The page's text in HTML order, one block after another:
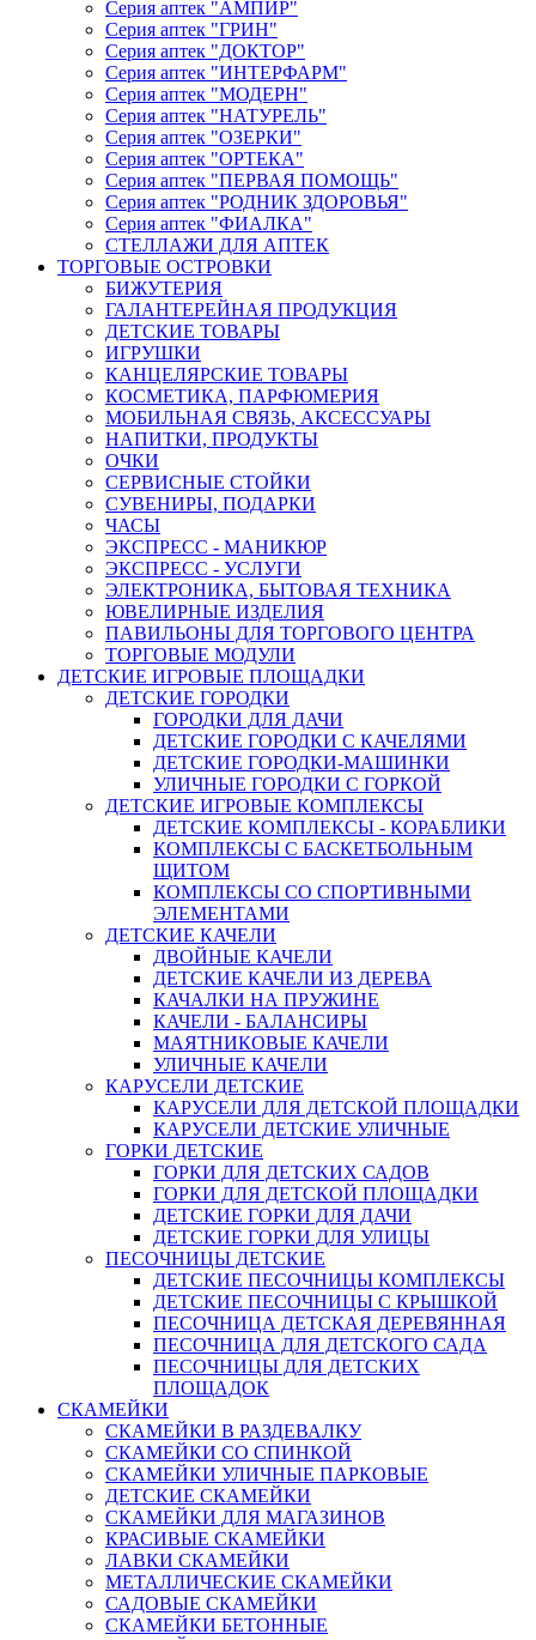
Серия аптек "АМПИР"
Серия аптек "ГРИН"
Серия аптек "ДОКТОР"
Серия аптек "ИНТЕРФАРМ"
Серия аптек "МОДЕРН"
Серия аптек "НАТУРЕЛЬ"
Серия аптек "ОЗЕРКИ"
Серия аптек "ОРТЕКА"
Серия аптек "ПЕРВАЯ ПОМОЩЬ"
Серия аптек "РОДНИК ЗДОРОВЬЯ"
Серия аптек "ФИАЛКА"
СТЕЛЛАЖИ ДЛЯ АПТЕК
ТОРГОВЫЕ ОСТРОВКИ
БИЖУТЕРИЯ
ГАЛАНТЕРЕЙНАЯ ПРОДУКЦИЯ
ДЕТСКИЕ ТОВАРЫ
ИГРУШКИ
КАНЦЕЛЯРСКИЕ ТОВАРЫ
КОСМЕТИКА, ПАРФЮМЕРИЯ
МОБИЛЬНАЯ СВЯЗЬ, АКСЕССУАРЫ
НАПИТКИ, ПРОДУКТЫ
ОЧКИ
СЕРВИСНЫЕ СТОЙКИ
СУВЕНИРЫ, ПОДАРКИ
ЧАСЫ
ЭКСПРЕСС - МАНИКЮР
ЭКСПРЕСС - УСЛУГИ
ЭЛЕКТРОНИКА, БЫТОВАЯ ТЕХНИКА
ЮВЕЛИРНЫЕ ИЗДЕЛИЯ
ПАВИЛЬОНЫ ДЛЯ ТОРГОВОГО ЦЕНТРА
ТОРГОВЫЕ МОДУЛИ
ДЕТСКИЕ ИГРОВЫЕ ПЛОЩАДКИ
ДЕТСКИЕ ГОРОДКИ
ГОРОДКИ ДЛЯ ДАЧИ
ДЕТСКИЕ ГОРОДКИ С КАЧЕЛЯМИ
ДЕТСКИЕ ГОРОДКИ-МАШИНКИ
УЛИЧНЫЕ ГОРОДКИ С ГОРКОЙ
ДЕТСКИЕ ИГРОВЫЕ КОМПЛЕКСЫ
ДЕТСКИЕ КОМПЛЕКСЫ - КОРАБЛИКИ
КОМПЛЕКСЫ С БАСКЕТБОЛЬНЫМ
ЩИТОМ
КОМПЛЕКСЫ СО СПОРТИВНЫМИ
ЭЛЕМЕНТАМИ
ДЕТСКИЕ КАЧЕЛИ
ДВОЙНЫЕ КАЧЕЛИ
ДЕТСКИЕ КАЧЕЛИ ИЗ ДЕРЕВА
КАЧАЛКИ НА ПРУЖИНЕ
КАЧЕЛИ - БАЛАНСИРЫ
МАЯТНИКОВЫЕ КАЧЕЛИ
УЛИЧНЫЕ КАЧЕЛИ
КАРУСЕЛИ ДЕТСКИЕ
КАРУСЕЛИ ДЛЯ ДЕТСКОЙ ПЛОЩАДКИ
КАРУСЕЛИ ДЕТСКИЕ УЛИЧНЫЕ
ГОРКИ ДЕТСКИЕ
ГОРКИ ДЛЯ ДЕТСКИХ САДОВ
ГОРКИ ДЛЯ ДЕТСКОЙ ПЛОЩАДКИ
ДЕТСКИЕ ГОРКИ ДЛЯ ДАЧИ
ДЕТСКИЕ ГОРКИ ДЛЯ УЛИЦЫ
ПЕСОЧНИЦЫ ДЕТСКИЕ
ДЕТСКИЕ ПЕСОЧНИЦЫ КОМПЛЕКСЫ
ДЕТСКИЕ ПЕСОЧНИЦЫ С КРЫШКОЙ
ПЕСОЧНИЦА ДЕТСКАЯ ДЕРЕВЯННАЯ
ПЕСОЧНИЦА ДЛЯ ДЕТСКОГО САДА
ПЕСОЧНИЦЫ ДЛЯ ДЕТСКИХ
ПЛОЩАДОК
СКАМЕЙКИ
СКАМЕЙКИ В РАЗДЕВАЛКУ
СКАМЕЙКИ СО СПИНКОЙ
СКАМЕЙКИ УЛИЧНЫЕ ПАРКОВЫЕ
ДЕТСКИЕ СКАМЕЙКИ
СКАМЕЙКИ ДЛЯ МАГАЗИНОВ
КРАСИВЫЕ СКАМЕЙКИ
ЛАВКИ СКАМЕЙКИ
МЕТАЛЛИЧЕСКИЕ СКАМЕЙКИ
САДОВЫЕ СКАМЕЙКИ
СКАМЕЙКИ БЕТОННЫЕ